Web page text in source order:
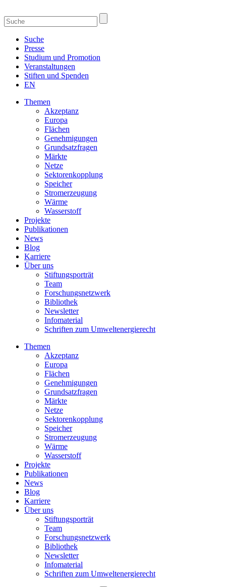
Suche
Presse
Studium und Promotion
Veranstaltungen
Stiften und Spenden
EN
Themen
Akzeptanz
Europa
Flächen
Genehmigungen
Grundsatzfragen
Märkte
Netze
Sektorenkopplung
Speicher
Stromerzeugung
Wärme
Wasserstoff
Projekte
Publikationen
News
Blog
Karriere
Über uns
Stiftungsporträt
Team
Forschungsnetzwerk
Bibliothek
Newsletter
Infomaterial
Schriften zum Umweltenergierecht
Themen
Akzeptanz
Europa
Flächen
Genehmigungen
Grundsatzfragen
Märkte
Netze
Sektorenkopplung
Speicher
Stromerzeugung
Wärme
Wasserstoff
Projekte
Publikationen
News
Blog
Karriere
Über uns
Stiftungsporträt
Team
Forschungsnetzwerk
Bibliothek
Newsletter
Infomaterial
Schriften zum Umweltenergierecht